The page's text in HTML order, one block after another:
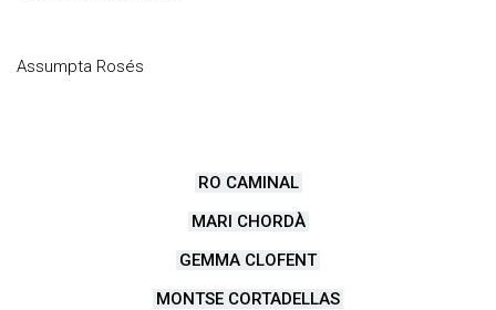
Assumpta Rosés
RO CAMINAL
MARI CHORDÀ
GEMMA CLOFENT
MONTSE CORTADELLAS